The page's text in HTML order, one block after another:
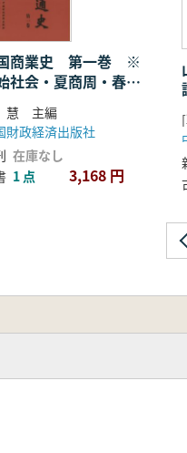
商業史 第一巻 ※
社会・夏商周・春秋
国・前後漢魏晋南北朝
主編
財政経済出版社
在庫なし
1 点 3,168 円